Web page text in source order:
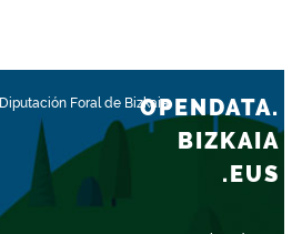
Diputación Foral de BizkaiaOPENDATA.
BIZKAIA
.EUS